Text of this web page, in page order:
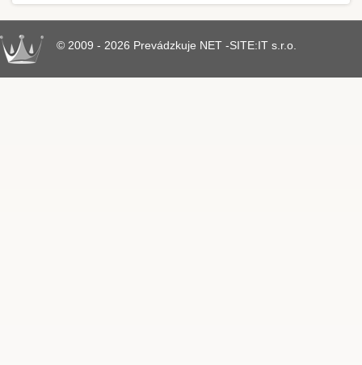
© 2009 - 2026 Prevádzkuje NET -SITE:IT s.r.o.